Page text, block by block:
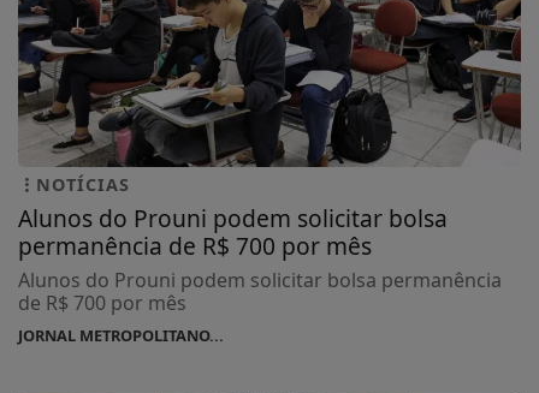
NOTÍCIAS
Alunos do Prouni podem solicitar bolsa
permanência de R$ 700 por mês
Alunos do Prouni podem solicitar bolsa permanência
de R$ 700 por mês
JORNAL METROPOLITANO...